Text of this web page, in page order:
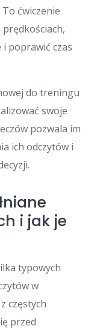
ćwiczenie
i poprawić czas
do treningu
swoje
pozwala im
ich odczytów i
i jak je
typowych
w
częstych
przed